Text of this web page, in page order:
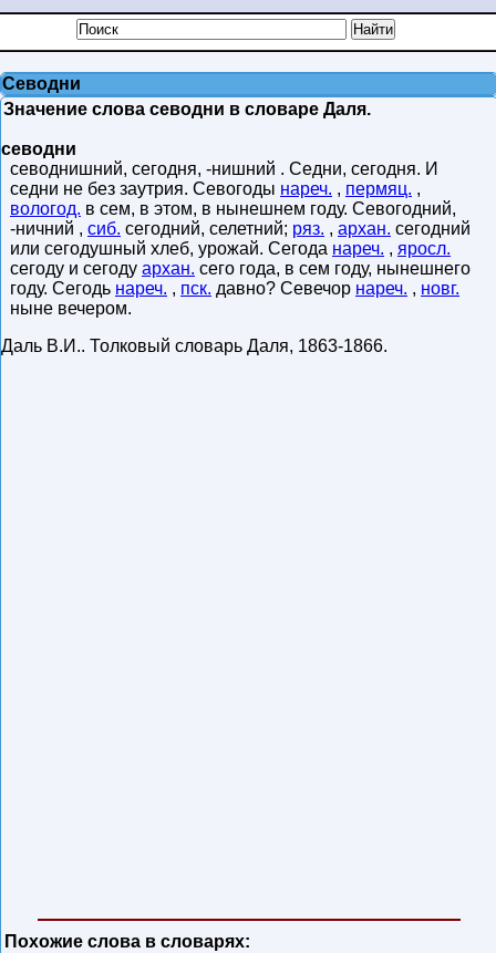
Севодни
Значение слова севодни в словаре Даля.
севодни
севоднишний, сегодня, -нишний . Седни, сегодня. И
седни не без заутрия. Севогоды нареч. , пермяц. ,
вологод. в сем, в этом, в нынешнем году. Севогодний,
-ничний , сиб. сегодний, селетний; ряз. , архан. сегодний
или сегодушный хлеб, урожай. Сегода нареч. , яросл.
сегоду и сегоду архан. сего года, в сем году, нынешнего
году. Сегодь нареч. , пск. давно? Севечор нареч. , новг.
ныне вечером.
Даль В.И.. Толковый словарь Даля, 1863-1866.
Похожие слова в словарях: